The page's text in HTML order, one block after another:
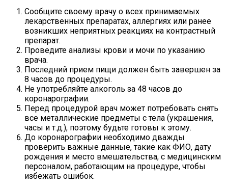
Сообщите своему врачу о всех принимаемых
лекарственных препаратах, аллергиях или ранее
возникших неприятных реакциях на контрастный
препарат.
Проведите анализы крови и мочи по указанию
врача.
Последний прием пищи должен быть завершен за
8 часов до процедуры.
Не употребляйте алкоголь за 48 часов до
коронарографии.
Перед процедурой врач может потребовать снять
все металлические предметы с тела (украшения,
часы и т.д.), поэтому будьте готовы к этому.
До коронарографии необходимо дважды
проверить важные данные, такие как ФИО, дату
рождения и место вмешательства, с медицинским
персоналом, работающим на процедуре, чтобы
избежать ошибок.